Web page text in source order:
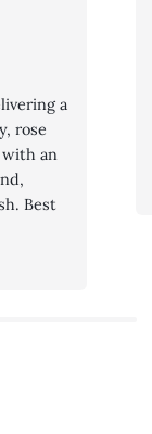
a
rose
with an
Best